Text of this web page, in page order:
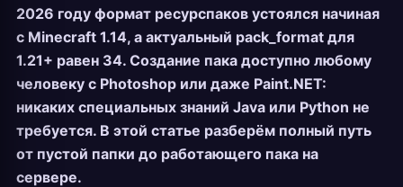
2026 году формат ресурспаков устоялся начиная
с Minecraft 1.14, а актуальный pack_format для
1.21+ равен 34. Создание пака доступно любому
человеку с Photoshop или даже Paint.NET:
никаких специальных знаний Java или Python не
требуется. В этой статье разберём полный путь
от пустой папки до работающего пака на
сервере.